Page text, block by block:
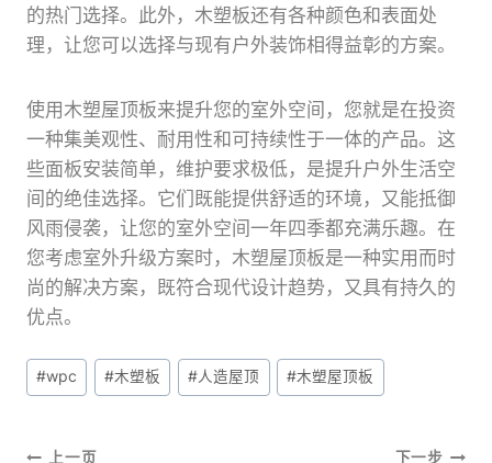
的热门选择。此外，木塑板还有各种颜色和表面处
理，让您可以选择与现有户外装饰相得益彰的方案。
使用木塑屋顶板来提升您的室外空间，您就是在投资
一种集美观性、耐用性和可持续性于一体的产品。这
些面板安装简单，维护要求极低，是提升户外生活空
间的绝佳选择。它们既能提供舒适的环境，又能抵御
风雨侵袭，让您的室外空间一年四季都充满乐趣。在
您考虑室外升级方案时，木塑屋顶板是一种实用而时
尚的解决方案，既符合现代设计趋势，又具有持久的
优点。
文
章
签：
#wpc #木塑板 #人造屋顶 #木塑屋顶板
上一页 下一步